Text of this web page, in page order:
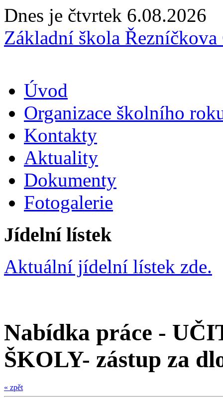
Dnes je čtvrtek 6.08.2026
Základní škola
Úvod
Organizace školního
Kontakty
Aktuality
Dokumenty
Fotogalerie
Jídelní lístek
Aktuální jídelní lístek zde.
Nabídka práce -
ŠKOLY- zástup za
« zpět